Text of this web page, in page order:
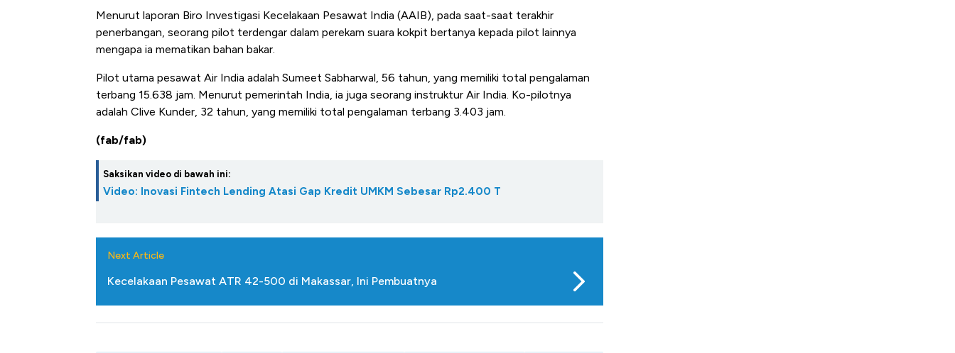
Menurut laporan Biro Investigasi Kecelakaan Pesawat India (AAIB), pada saat-saat terakhir
penerbangan, seorang pilot terdengar dalam perekam suara kokpit bertanya kepada pilot lainnya
mengapa ia mematikan bahan bakar.
Pilot utama pesawat Air India adalah Sumeet Sabharwal, 56 tahun, yang memiliki total pengalaman
terbang 15.638 jam. Menurut pemerintah India, ia juga seorang instruktur Air India. Ko-pilotnya
adalah Clive Kunder, 32 tahun, yang memiliki total pengalaman terbang 3.403 jam.
(fab/fab)
Saksikan video di bawah ini:
Video: Inovasi Fintech Lending Atasi Gap Kredit UMKM Sebesar Rp2.400 T
Next Article
Kecelakaan Pesawat ATR 42-500 di Makassar, Ini Pembuatnya